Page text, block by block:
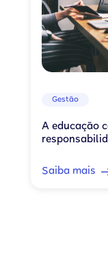
Gestão
A educação
Saiba mais